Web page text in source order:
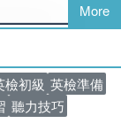
與全民英檢的關
各業，甚至是網
下，我們對英文
的產物。在英文
時，會要求全民
在接受申請或甄
More
檢初級 英檢準備
聽力技巧